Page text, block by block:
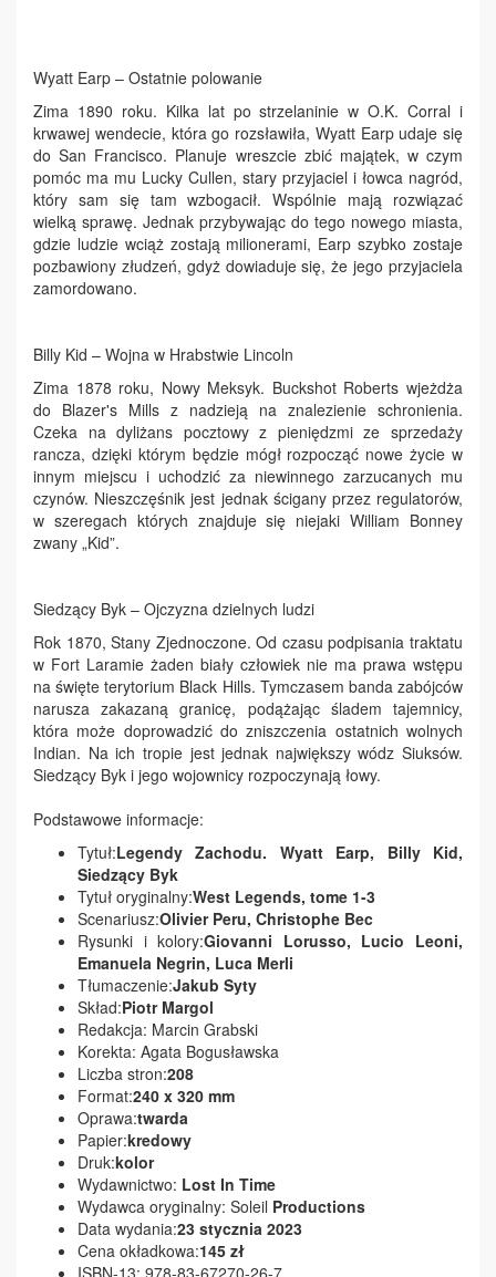
Wyatt Earp – Ostatnie polowanie
Zima 1890 roku. Kilka lat po strzelaninie w O.K. Corral i
krwawej wendecie, która go rozsławiła, Wyatt Earp udaje się
do San Francisco. Planuje wreszcie zbić majątek, w czym
pomóc ma mu Lucky Cullen, stary przyjaciel i łowca nagród,
który sam się tam wzbogacił. Wspólnie mają rozwiązać
wielką sprawę. Jednak przybywając do tego nowego miasta,
gdzie ludzie wciąż zostają milionerami, Earp szybko zostaje
pozbawiony złudzeń, gdyż dowiaduje się, że jego przyjaciela
zamordowano.
Billy Kid – Wojna w Hrabstwie Lincoln
Zima 1878 roku, Nowy Meksyk. Buckshot Roberts wjeżdża
do Blazer's Mills z nadzieją na znalezienie schronienia.
Czeka na dyliżans pocztowy z pieniędzmi ze sprzedaży
rancza, dzięki którym będzie mógł rozpocząć nowe życie w
innym miejscu i uchodzić za niewinnego zarzucanych mu
czynów. Nieszczęśnik jest jednak ścigany przez regulatorów,
w szeregach których znajduje się niejaki William Bonney
zwany „Kid”.
Siedzący Byk – Ojczyzna dzielnych ludzi
Rok 1870, Stany Zjednoczone. Od czasu podpisania traktatu
w Fort Laramie żaden biały człowiek nie ma prawa wstępu
na święte terytorium Black Hills. Tymczasem banda zabójców
narusza zakazaną granicę, podążając śladem tajemnicy,
która może doprowadzić do zniszczenia ostatnich wolnych
Indian. Na ich tropie jest jednak największy wódz Siuksów.
Siedzący Byk i jego wojownicy rozpoczynają łowy.
Podstawowe informacje:
Tytuł:Legendy Zachodu. Wyatt Earp, Billy Kid,
Siedzący Byk
Tytuł oryginalny:West Legends, tome 1-3
Scenariusz:Olivier Peru, Christophe Bec
Rysunki i kolory:Giovanni Lorusso, Lucio Leoni,
Emanuela Negrin, Luca Merli
Tłumaczenie:Jakub Syty
Skład:Piotr Margol
Redakcja: Marcin Grabski
Korekta: Agata Bogusławska
Liczba stron:208
Format:240 x 320 mm
Oprawa:twarda
Papier:kredowy
Druk:kolor
Wydawnictwo: Lost In Time
Wydawca oryginalny: Soleil Productions
Data wydania:23 stycznia 2023
Cena okładkowa:145 zł
ISBN-13: 978-83-67270-26-7